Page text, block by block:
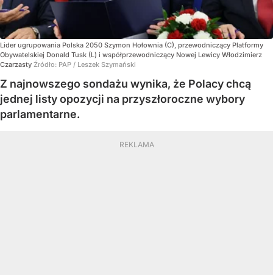
Lider ugrupowania Polska 2050 Szymon Hołownia (C), przewodniczący Platformy
Obywatelskiej Donald Tusk (L) i współprzewodniczący Nowej Lewicy Włodzimierz
Czarzasty Źródło: PAP / Leszek Szymański
Z najnowszego sondażu wynika, że Polacy chcą
jednej listy opozycji na przyszłoroczne wybory
parlamentarne.